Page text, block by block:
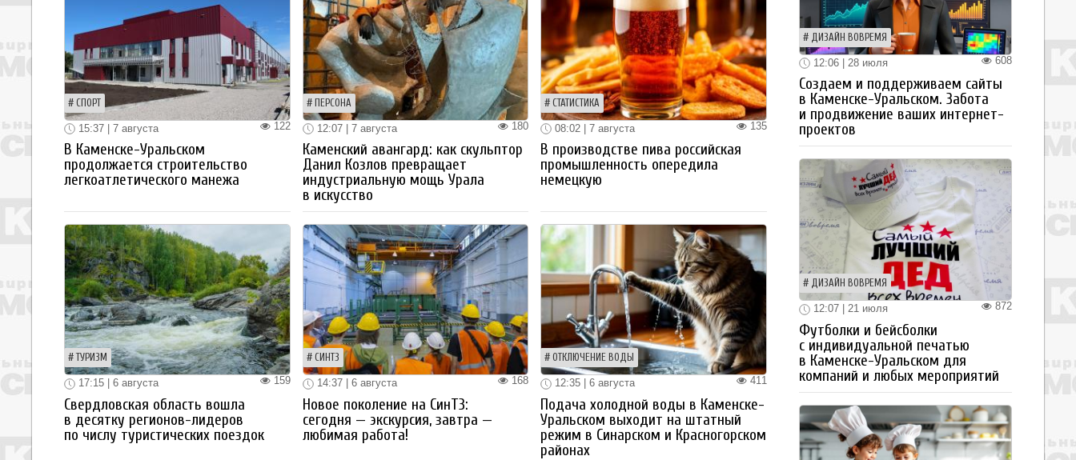
СПОРТ
122
15:37 | 7 августа
В Каменске-Уральском
продолжается строительство
легкоатлетического манежа
ПЕРСОНА
180
12:07 | 7 августа
Каменский авангард: как скульптор
Данил Козлов превращает
индустриальную мощь Урала
в искусство
СТАТИСТИКА
135
08:02 | 7 августа
В производстве пива российская
промышленность опередила
немецкую
ТУРИЗМ
159
17:15 | 6 августа
Свердловская область вошла
в десятку регионов-лидеров
по числу туристических поездок
СИНТЗ
168
14:37 | 6 августа
Новое поколение на СинТЗ:
сегодня — экскурсия, завтра —
любимая работа!
ОТКЛЮЧЕНИЕ ВОДЫ
411
12:35 | 6 августа
Подача холодной воды в Каменске-
Уральском выходит на штатный
режим в Синарском и Красногорском
районах
ДИЗАЙН ВОВРЕМЯ
608
12:06 | 28 июля
Создаем и поддерживаем сайты
в Каменске-Уральском. Забота
и продвижение ваших интернет-
проектов
ДИЗАЙН ВОВРЕМЯ
872
12:07 | 21 июля
Футболки и бейсболки
с индивидуальной печатью
в Каменске-Уральском для
компаний и любых мероприятий